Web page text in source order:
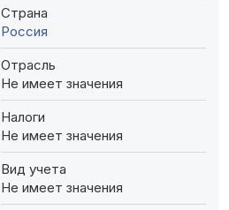
Страна
Россия
Отрасль
Не имеет значения
Налоги
Не имеет значения
Вид учета
Не имеет значения